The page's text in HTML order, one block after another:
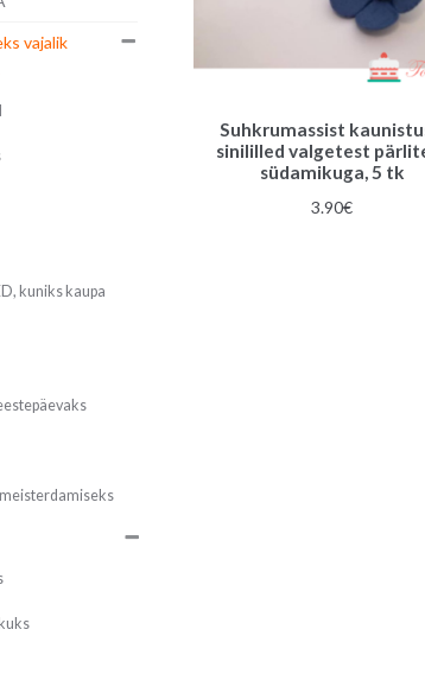
Suhkrumassist
sinililled valgetest
südamikuga, 5 tk
3.90€
vajalik
kuniks kaupa